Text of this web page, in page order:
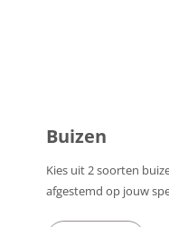
Buizen
Kies uit 2 soorten
afgestemd op jouw